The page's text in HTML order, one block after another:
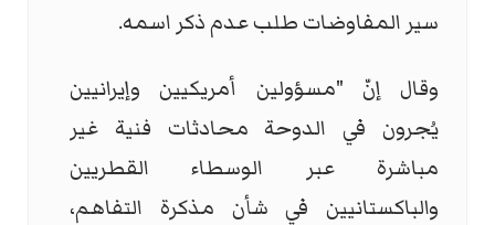
سير المفاوضات طلب عدم ذكر اسمه.
وقال إنّ "مسؤولين أمريكيين وإيرانيين
يُجرون في الدوحة محادثات فنية غير
مباشرة عبر الوسطاء القطريين
والباكستانيين في شأن مذكرة التفاهم،